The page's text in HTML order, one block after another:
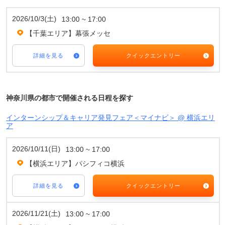
2026/10/3(土)
13:00 ~ 17:00
【千葉エリア】幕張メッセ
詳細を見る クイックエントリー
神奈川県の都市で開催される日程を探す
インターンシップ＆キャリア発見フェア＜マイナビ＞ @ 横浜エリ
ア
2026/10/11(日)
13:00 ~ 17:00
【横浜エリア】パシフィコ横浜
詳細を見る クイックエントリー
2026/11/21(土)
13:00 ~ 17:00